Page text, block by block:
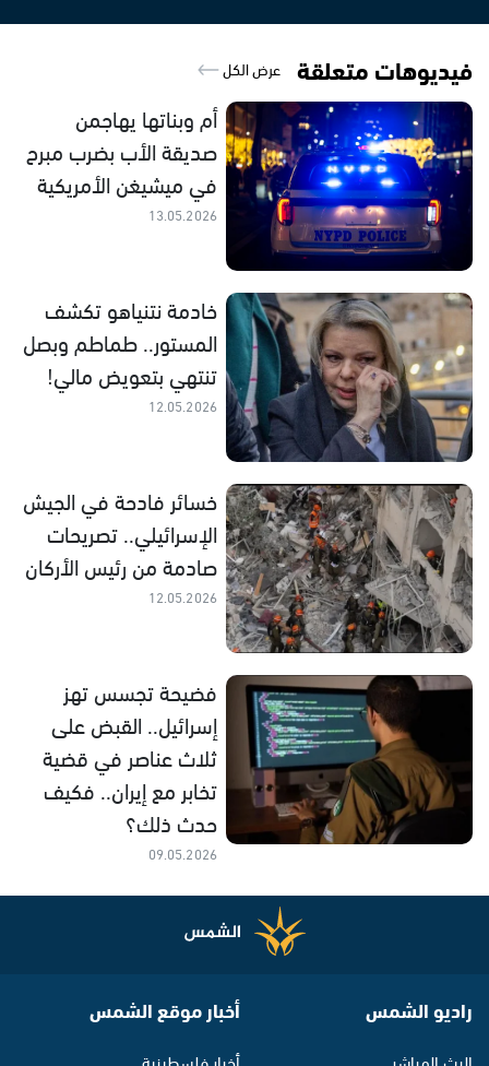
فيديوهات متعلقة عرض الكل
أم وبناتها يهاجمن
صديقة الأب بضرب مبرح
في ميشيغن الأمريكية
13.05.2026
خادمة نتنياهو تكشف
المستور.. طماطم وبصل
تنتهي بتعويض مالي!
12.05.2026
خسائر فادحة في الجيش
الإسرائيلي.. تصريحات
صادمة من رئيس الأركان
12.05.2026
فضيحة تجسس تهز
إسرائيل.. القبض على
ثلاث عناصر في قضية
تخابر مع إيران.. فكيف
حدث ذلك؟
09.05.2026
راديو الشمس أخبار موقع الشمس